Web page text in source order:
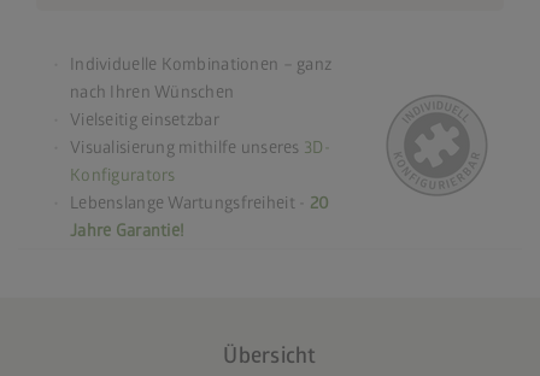
Individuelle Kombinationen – ganz
nach Ihren Wünschen
Vielseitig einsetzbar
Visualisierung mithilfe unseres 3D-
Konfigurators
Lebenslange Wartungsfreiheit - 20
Jahre Garantie!
Übersicht